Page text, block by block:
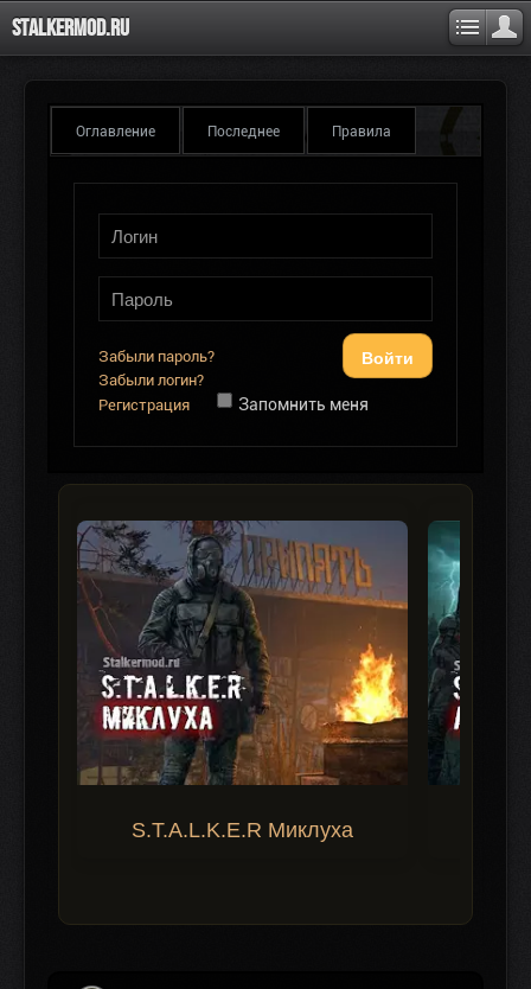
Stalkermod.ru
Оглавление Последнее Правила
Войти
Забыли пароль?
Забыли логин?
Регистрация
Запомнить меня
S.T.A.L.K.E.R Миклуха